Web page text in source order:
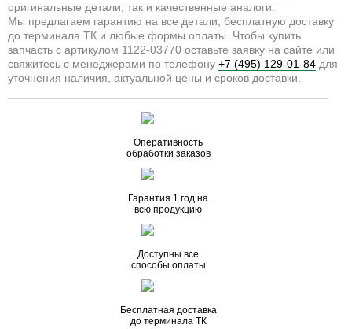
оригинальные детали, так и качественные аналоги.
Мы предлагаем гарантию на все детали, бесплатную доставку
до терминала ТК и любые формы оплаты. Чтобы купить
запчасть с артикулом 1122-03770 оставьте заявку на сайте или
свяжитесь с менеджерами по телефону +7 (495) 129-01-84 для
уточнения наличия, актуальной цены и сроков доставки.
Оперативность
обработки заказов
Гарантия 1 год на
всю продукцию
Доступны все
способы оплаты
Бесплатная доставка
до терминала ТК